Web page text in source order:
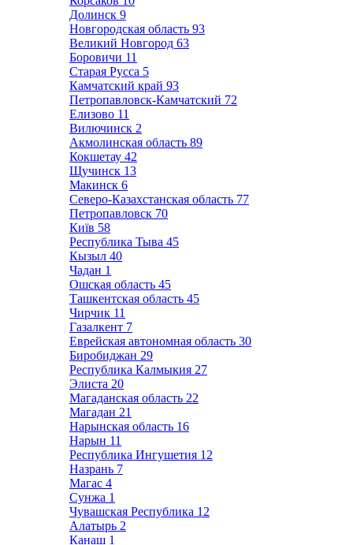
Долинск 9
Новгородская область 93
Великий Новгород 63
Боровичи 11
Старая Русса 5
Камчатский край 93
Петропавловск-Камчатский 72
Елизово 11
Вилючинск 2
Акмолинская область 89
Кокшетау 42
Щучинск 13
Макинск 6
Северо-Казахстанская область 77
Петропавловск 70
Київ 58
Республика Тыва 45
Кызыл 40
Чадан 1
Ошская область 45
Ташкентская область 45
Чирчик 11
Газалкент 7
Еврейская автономная область 30
Биробиджан 29
Республика Калмыкия 27
Элиста 20
Магаданская область 22
Магадан 21
Нарынская область 16
Нарын 11
Республика Ингушетия 12
Назрань 7
Магас 4
Сунжа 1
Чувашская Республика 12
Алатырь 2
Канаш 1